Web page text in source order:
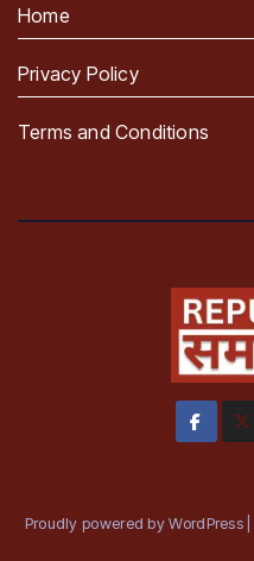
Home
Privacy Policy
Terms and Conditions
Proudly powered by WordPress